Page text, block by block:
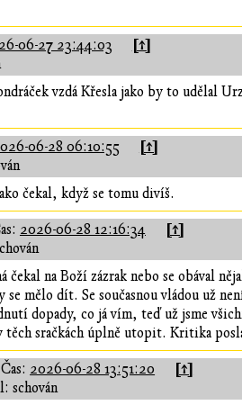
06-27 23:44:03 [↑]
vzdá Křesla jako by to udělal
06-28 06:10:55 [↑]
čekal, když se tomu divíš.
2026-06-28 12:16:34 [↑]
čekal na Boží zázrak nebo se obával
se mělo dít. Se současnou vládou už
dopady, co já vím, teď už jsme
těch sračkách úplně utopit. Kritika
Čas: 2026-06-28 13:51:20 [↑]
schován